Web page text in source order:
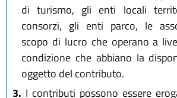
di turismo, gli enti locali
consorzi, gli enti parco, le
scopo di lucro che operano a
condizione che abbiano la
oggetto del contributo.
3. I contributi possono essere